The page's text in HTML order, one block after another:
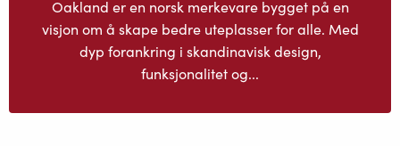
Oakland er en norsk merkevare bygget på en
visjon om å skape bedre uteplasser for alle. Med
dyp forankring i skandinavisk design,
funksjonalitet og...